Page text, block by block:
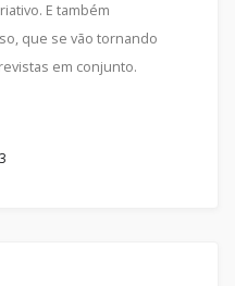
E também
que se vão tornando
em conjunto.